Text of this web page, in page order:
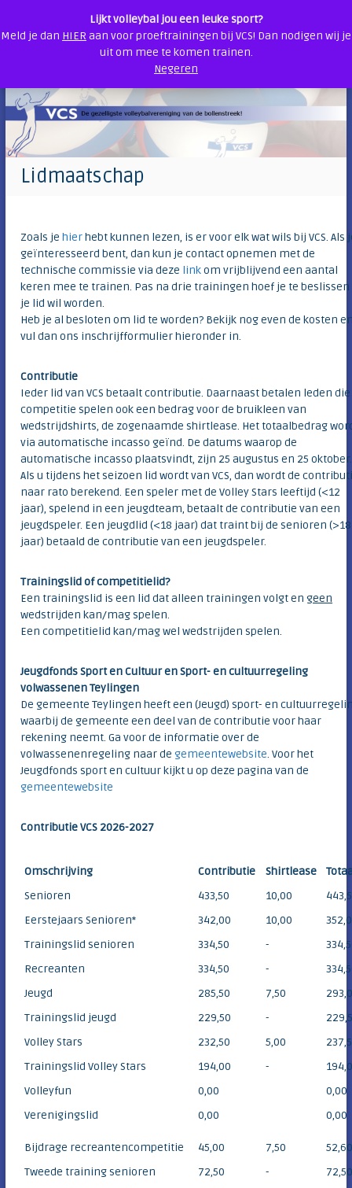
Lijkt volleybal jou een leuke sport?
Meld je dan HIER aan voor proeftrainingen bij VCS! Dan nodigen wij je
uit om mee te komen trainen.
Negeren
G
e
l
l
e
y
b
a
l
u
b
S
a
s
e
n
h
e
i
m
e
z
e
l
l
i
g
o
l
l
e
y
b
a
l
l
u
b
v
a
n
d
e
o
l
l
e
t
r
e
e
Lidmaatschap
Zoals jehierhebt kunnen lezen, is er voor elk wat wils bij VCS. Als
geïnteresseerd bent, dan kun je contact opnemen met de
technische commissie via deze linkom vrijblijvend een aantal
keren mee te trainen. Pas na drie trainingen hoef je te beslissen
je lid wil worden.
Heb je al besloten om lid te worden? Bekijk nog even de kosten
vul dan ons inschrijfformulier hieronder in.
Contributie
Ieder lid van VCS betaalt contributie. Daarnaast betalen leden die
competitie spelen ook een bedrag voor de bruikleen van
wedstrijdshirts, de zogenaamde shirtlease. Het totaalbedrag
via automatische incasso geïnd. De datums waarop de
automatische incasso plaatsvindt, zijn 25 augustus en 25 oktober.
Als u tijdens het seizoen lid wordt van VCS, dan wordt de
naar rato berekend. Een speler met de Volley Stars leeftijd (<12
jaar), spelend in een jeugdteam, betaalt de contributie van een
jeugdspeler. Een jeugdlid (<18 jaar) dat traint bij de senioren (>18
jaar) betaald de contributie van een jeugdspeler.
Trainingslid of competitielid?
Een trainingslid is een lid dat alleen trainingen volgt engeen
wedstrijden kan/mag spelen.
Een competitielid kan/mag wel wedstrijden spelen.
Jeugdfonds Sport en Cultuur en Sport- en cultuurregeling
volwassenen Teylingen
De gemeente Teylingen heeft een (Jeugd) sport- en
waarbij de gemeente een deel van de contributie voor haar
rekening neemt. Ga voor de informatie over de
volwassenenregeling naar degemeentewebsite. Voor het
Jeugdfonds sport en cultuur kijkt u op deze pagina van de
gemeentewebsite
Contributie VCS 2026-2027
Omschrijving Contributie Shirtlease
Senioren
433,50 10,00
Eerstejaars Senioren*
342,00 10,00
Trainingslid senioren
334,50 -
Recreanten
334,50 -
Jeugd
285,50 7,50
Trainingslid jeugd
229,50 -
Volley Stars
232,50 5,00
Trainingslid Volley Stars
194,00 -
Volleyfun
0,00
0,00
Verenigingslid
0,00 0,00
Bijdrage recreantencompetitie 45,00 7,50
Tweede training senioren
72,50 -